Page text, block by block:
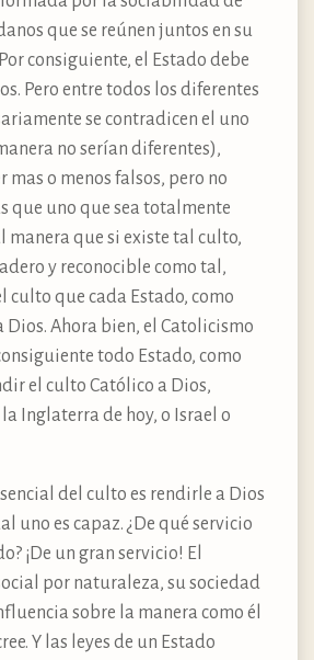
que se reúnen juntos en su
consiguiente, el Estado debe
Pero entre todos los diferentes
se contradicen el uno
no serían diferentes),
mas o menos falsos, pero no
que uno que sea totalmente
manera que si existe tal culto,
y reconocible como tal,
culto que cada Estado, como
Dios. Ahora bien, el Catolicismo
todo Estado, como
el culto Católico a Dios,
Inglaterra de hoy, o Israel o
del culto es rendirle a Dios
uno es capaz. ¿De qué servicio
¡De un gran servicio! El
por naturaleza, su sociedad
sobre la manera como él
Y las leyes de un Estado